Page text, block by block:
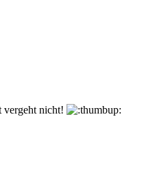
vergeht nicht!